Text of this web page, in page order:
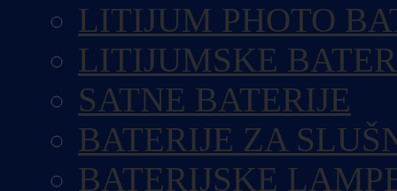
LITIJUM PHOTO
LITIJUMSKE
SATNE BATERIJE
BATERIJE ZA
BATERIJSKE